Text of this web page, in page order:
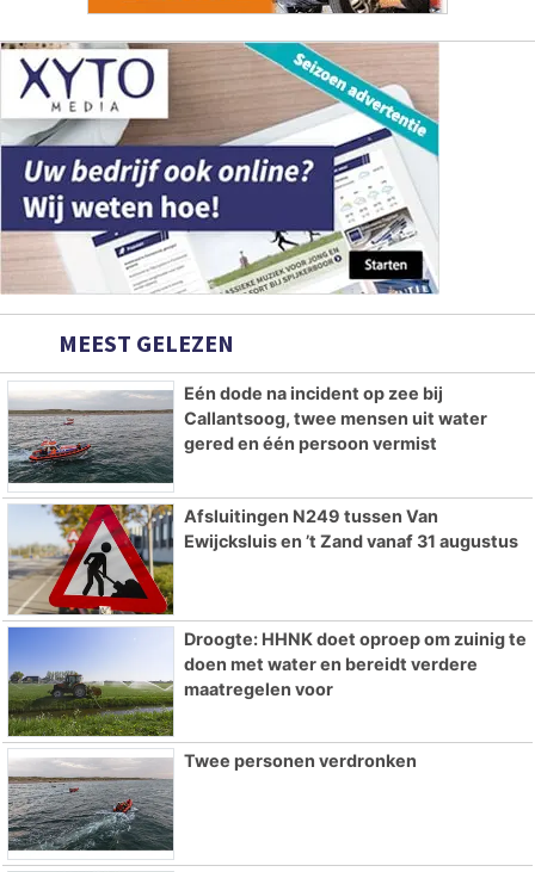
MEEST GELEZEN
Eén dode na incident op zee bij
Callantsoog, twee mensen uit water
gered en één persoon vermist
Afsluitingen N249 tussen Van
Ewijcksluis en ’t Zand vanaf 31 augustus
Droogte: HHNK doet oproep om zuinig te
doen met water en bereidt verdere
maatregelen voor
Twee personen verdronken